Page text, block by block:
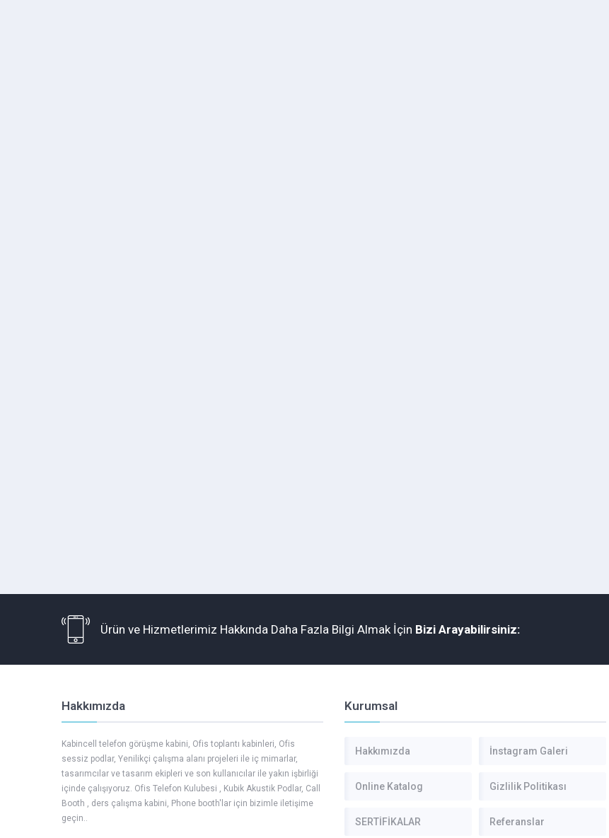
Ürün ve Hizmetlerimiz Hakkında Daha Fazla Bilgi Almak İçin Bizi Arayabilirsiniz:
Hakkımızda
Kabincell telefon görüşme kabini, Ofis toplantı kabinleri, Ofis
sessiz podlar, Yenilikçi çalışma alanı projeleri ile iç mimarlar,
tasarımcılar ve tasarım ekipleri ve son kullanıcılar ile yakın işbirliği
içinde çalışıyoruz. Ofis Telefon Kulubesi , Kubik Akustik Podlar, Call
Booth , ders çalışma kabini, Phone booth'lar için bizimle iletişime
geçin..
Kurumsal
Hakkımızda İnstagram Galeri
Online Katalog Gizlilik Politikası
SERTİFİKALAR Referanslar
Müşteri Temsilcisi -
Kabincell